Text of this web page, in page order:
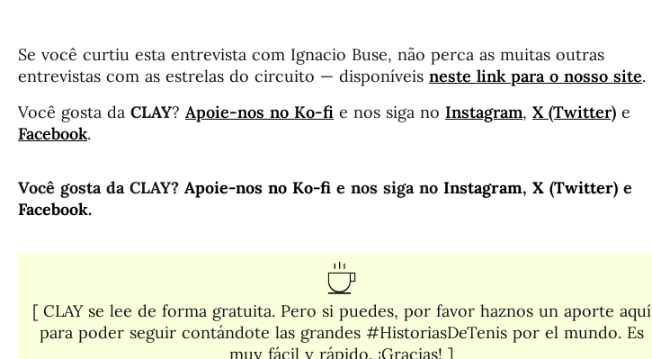
Se você curtiu esta entrevista com Ignacio Buse, não perca as muitas outras
entrevistas com as estrelas do circuito — disponíveis neste link para o nosso site.
Você gosta da CLAY? Apoie-nos no Ko-fi e nos siga no Instagram, X (Twitter) e
Facebook.
Você gosta da CLAY? Apoie-nos no Ko-fi e nos siga no Instagram, X (Twitter) e
Facebook.
[ CLAY se lee de forma gratuita. Pero si puedes, por favor haznos un aporte aquí
para poder seguir contándote las grandes #HistoriasDeTenis por el mundo. Es
muy fácil y rápido. ¡Gracias! ]​